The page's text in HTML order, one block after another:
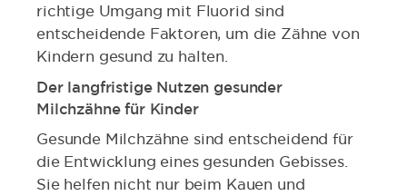
richtige Umgang mit Fluorid sind
entscheidende Faktoren, um die Zähne von
Kindern gesund zu halten.
Der langfristige Nutzen gesunder
Milchzähne für Kinder
Gesunde Milchzähne sind entscheidend für
die Entwicklung eines gesunden Gebisses.
Sie helfen nicht nur beim Kauen und